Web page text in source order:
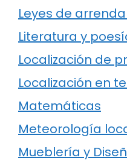
Leyes de
Literatura y
Localización de
Localización en
Matemáticas
Meteorología
Mueblería y